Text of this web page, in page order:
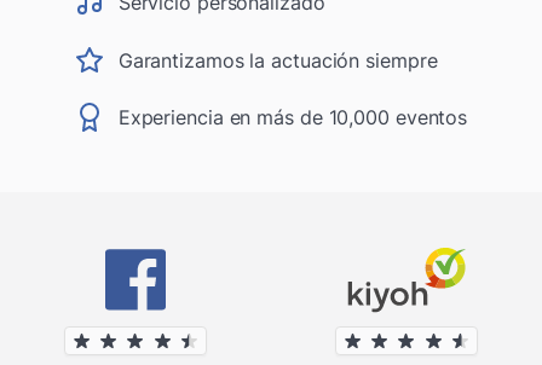
Garantizamos la actuación siempre
Experiencia en más de 10,000 eventos